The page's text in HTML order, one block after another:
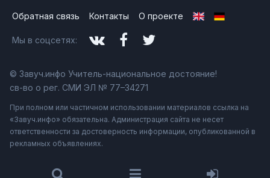
Обратная связь Контакты О проекте
Мы в соцсетях:
© Завуч.инфо Учитель-национальное достояние!
св-во о рег. СМИ ЭЛ № 77–34271
При полном или частичном использовании материалов ссылка на
«Завуч.инфо» обязательна. Администрация сайта не несет
ответственности за достоверность информации, опубликованной в
рекламных объявлениях.